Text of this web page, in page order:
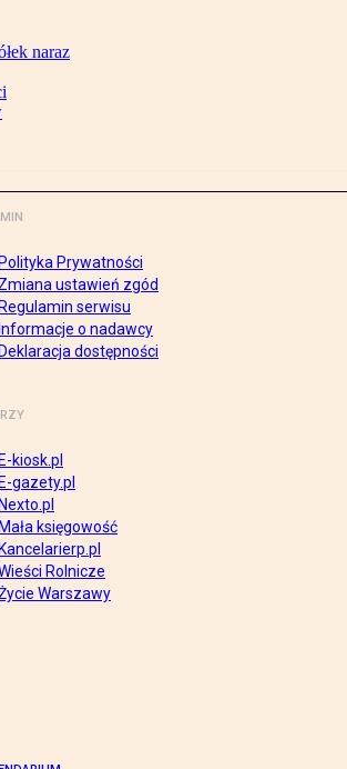
naraz
Polityka Prywatności
Zmiana ustawień zgód
Regulamin serwisu
Informacje o nadawcy
Deklaracja dostępności
E-kiosk.pl
E-gazety.pl
Nexto.pl
Mała księgowość
Kancelarierp.pl
Rolnicze
Warszawy